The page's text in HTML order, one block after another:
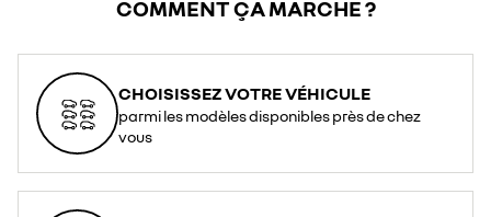
COMMENT ÇA MARCHE ?
CHOISISSEZ VOTRE VÉHICULE
parmi les modèles disponibles près de chez
vous